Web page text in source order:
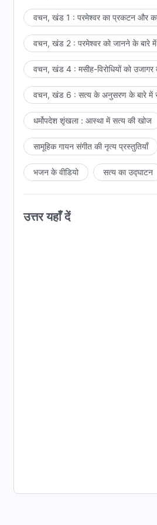
वचन, खंड 1 : परमेश्वर का प्रकटन और
वचन, खंड 2 : परमेश्वर को जानने के बारे में
वचन, खंड 4 : मसीह-विरोधियों को उजागर
वचन, खंड 6 : सत्य के अनुसरण के बारे में से
धर्मोपदेश शृंखला : आस्था में सत्य की खोज
सामूहिक गायन संगीत की नृत्य प्रस्तुतियाँ
भजन के वीडियो सत्य का उद्घाटन
उत्तर यहाँ दें